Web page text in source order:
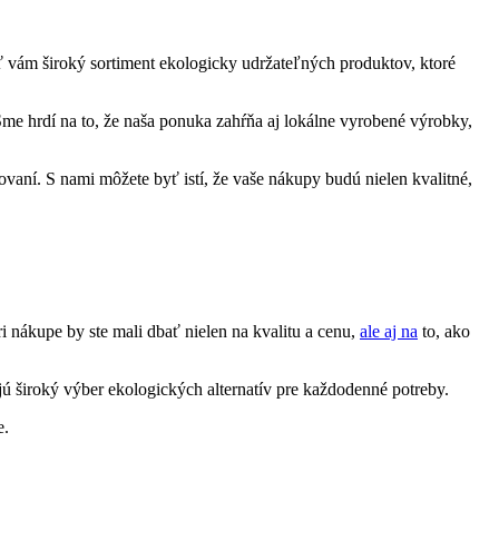
široký sortiment ekologicky udržateľných produktov, ktoré
hrdí na to, že naša ponuka zahŕňa aj lokálne vyrobené výrobky,
S nami môžete byť istí, že vaše nákupy budú nielen kvalitné,
by ste mali dbať nielen na kvalitu a cenu, ale aj na to, ako
široký výber ekologických alternatív pre každodenné potreby.